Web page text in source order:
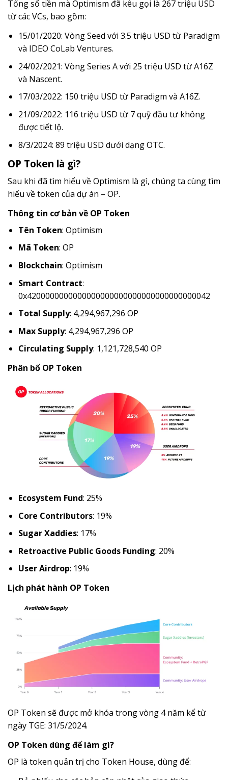
Tổng số tiền mà Optimism đã kêu gọi là 267 triệu USD
từ các VCs, bao gồm:
15/01/2020: Vòng Seed với 3.5 triệu USD từ Paradigm
và IDEO CoLab Ventures.
24/02/2021: Vòng Series A với 25 triệu USD từ A16Z
và Nascent.
17/03/2022: 150 triệu USD từ Paradigm và A16Z.
21/09/2022: 116 triệu USD từ 7 quỹ đầu tư không
được tiết lộ.
8/3/2024: 89 triệu USD dưới dạng OTC.
OP Token là gì?
Sau khi đã tìm hiểu về Optimism là gì, chúng ta cùng tìm
hiểu về token của dự án – OP.
Thông tin cơ bản về OP Token
Tên Token: Optimism
Mã Token: OP
Blockchain: Optimism
Smart Contract:
0x4200000000000000000000000000000000000042
Total Supply: 4,294,967,296 OP
Max Supply: 4,294,967,296 OP
Circulating Supply: 1,121,728,540 OP
Phân bổ OP Token
Ecosystem Fund: 25%
Core Contributors: 19%
Sugar Xaddies: 17%
Retroactive Public Goods Funding: 20%
User Airdrop: 19%
Lịch phát hành OP Token
OP Token sẽ được mở khóa trong vòng 4 năm kể từ
ngày TGE: 31/5/2024.
OP Token dùng để làm gì?
OP là token quản trị cho Token House, dùng để: